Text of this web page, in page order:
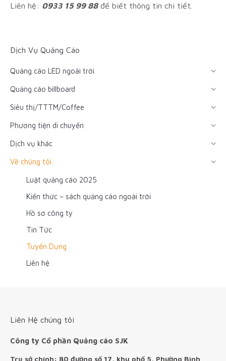
Liên hệ: 0933 15 99 88để biết thông tin chi tiết.
Dịch Vụ Quảng Cáo
Quảng cáo LED ngoài trời
Quảng cáo billboard
Siêu thị/TTTM/Coffee
Phương tiện di chuyển
Dịch vụ khác
Về chúng tôi
Luật quảng cáo 2025
Kiến thức – sách quảng cáo ngoài trời
Hồ sơ công ty
Tin Tức
Tuyển Dụng
Liên hệ
Liên Hệ chúng tôi
Công ty Cổ phần Quảng cáo SJK
Trụ sở chính: 80 đường số 17, khu phố 5, Phường Bình